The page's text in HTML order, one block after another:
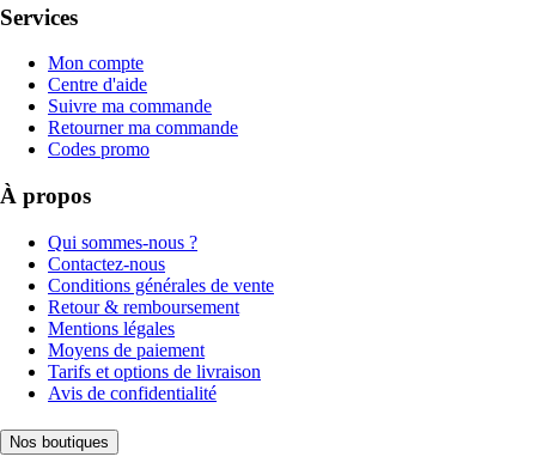
Services
Mon compte
Centre d'aide
Suivre ma commande
Retourner ma commande
Codes promo
À propos
Qui sommes-nous ?
Contactez-nous
Conditions générales de vente
Retour & remboursement
Mentions légales
Moyens de paiement
Tarifs et options de livraison
Avis de confidentialité
Nos boutiques